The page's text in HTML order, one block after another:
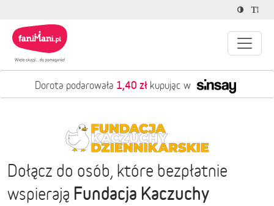
Dorota podarowała 1,40 zł kupując w
Dołącz do osób, które bezpłatnie
wspierają Fundacja Kaczuchy